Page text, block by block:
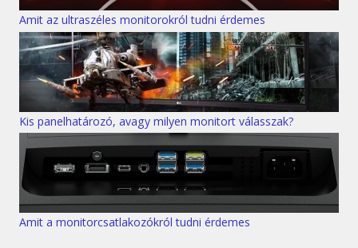
Amit az ultraszéles monitorokról tudni érdemes
Kis panelhatározó, avagy milyen monitort válasszak?
Amit a monitorcsatlakozókról tudni érdemes